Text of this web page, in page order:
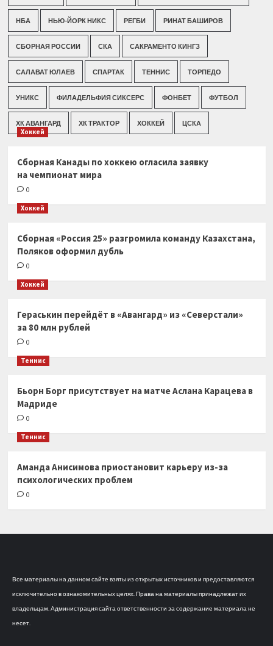
НБА НЬЮ-ЙОРК НИКС РЕГБИ РИНАТ БАШИРОВ
СБОРНАЯ РОССИИ СКА САКРАМЕНТО КИНГЗ
САЛАВАТ ЮЛАЕВ СПАРТАК ТЕННИС ТОРПЕДО
УНИКС ФИЛАДЕЛЬФИЯ СИКСЕРС ФОНБЕТ ФУТБОЛ
ХК АВАНГАРД ХК ТРАКТОР ХОККЕЙ ЦСКА
Хоккей
Сборная Канады по хоккею огласила заявку
на чемпионат мира
0
Хоккей
Сборная «Россия 25» разгромила команду Казахстана,
Поляков оформил дубль
0
Хоккей
Гераськин перейдёт в «Авангард» из «Северстали»
за 80 млн рублей
0
Теннис
Бьорн Борг присутствует на матче Аслана Карацева в
Мадриде
0
Теннис
Аманда Анисимова приостановит карьеру из-за
психологических проблем
0
Все материалы на данном сайте взяты из открытых источников и предоставляются
исключительно в ознакомительных целях. Права на материалы принадлежат их
владельцам. Администрация сайта ответственности за содержание материала не
несет.